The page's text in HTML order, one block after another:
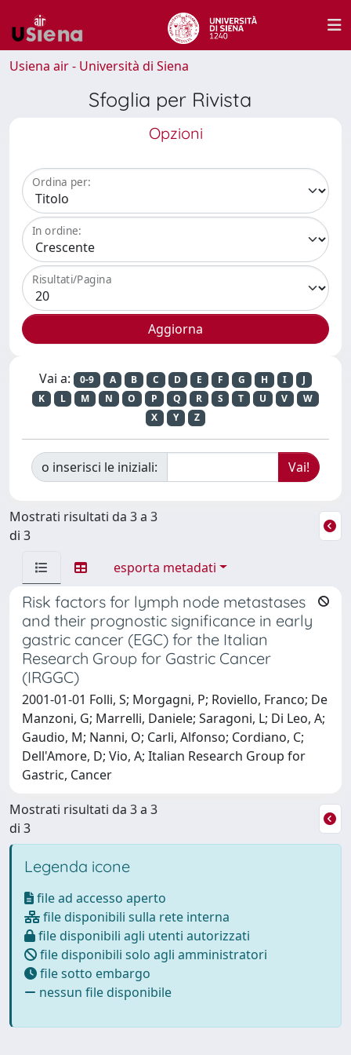
Usiena air - Università di Siena
Sfoglia per Rivista
Opzioni
Ordina per:
In ordine:
Risultati/Pagina
Vai a: 0-9 A B C D E F G H I
J
K
L M N O P Q R S T U V
W
X
Y Z
o inserisci le iniziali:
Mostrati risultati da 3 a 3
di 3
esporta metadati
Risk factors for lymph node metastases
and their prognostic significance in early
gastric cancer (EGC) for the Italian
Research Group for Gastric Cancer
(IRGGC)
2001-01-01 Folli, S; Morgagni, P; Roviello, Franco; De
Manzoni, G; Marrelli, Daniele; Saragoni, L; Di Leo, A;
Gaudio, M; Nanni, O; Carli, Alfonso; Cordiano, C;
Dell'Amore, D; Vio, A; Italian Research Group for
Gastric, Cancer
Mostrati risultati da 3 a 3
di 3
Legenda icone
file ad accesso aperto
file disponibili sulla rete interna
file disponibili agli utenti autorizzati
file disponibili solo agli amministratori
file sotto embargo
nessun file disponibile